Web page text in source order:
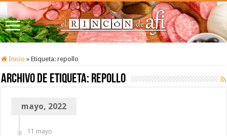
Inicio » Etiqueta:repollo
Archivo de etiqueta: repollo
mayo, 2022
11 mayo